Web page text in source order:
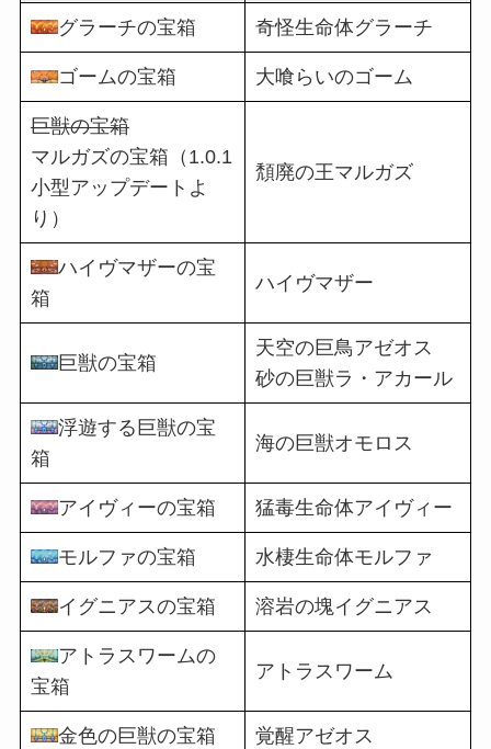
グラーチの宝箱 奇怪生命体グラーチ
ゴームの宝箱 大喰らいのゴーム
巨獣の宝箱
マルガズの宝箱（1.0.1
小型アップデートよ
り）
頽廃の王マルガズ
ハイヴマザーの宝
箱
ハイヴマザー
巨獣の宝箱
天空の巨鳥アゼオス
砂の巨獣ラ・アカール
浮遊する巨獣の宝
箱
海の巨獣オモロス
アイヴィーの宝箱 猛毒生命体アイヴィー
モルファの宝箱 水棲生命体モルファ
イグニアスの宝箱 溶岩の塊イグニアス
アトラスワームの
宝箱
アトラスワーム
金色の巨獣の宝箱 覚醒アゼオス